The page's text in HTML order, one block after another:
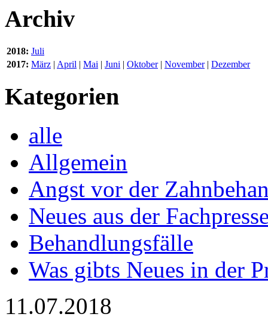
Archiv
2018: Juli
2017: März | April | Mai | Juni | Oktober| November| Dezember
Kategorien
alle
Allgemein
Angst vor der
Neues aus der
Behandlungsfälle
Was gibts Neues in der
11.07.2018